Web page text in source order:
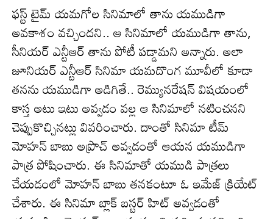
ఫస్ట్ టైమ్ యమగోల సినిమాలో తాను యముడిగా
అవకాశం వచ్చిందని.. ఆ సినిమాలో యముడిగా తాను,
సీనియర్ ఎన్టీఆర్ తాను పోటీ పడ్డామని అన్నారు. అలా
జూనియర్ ఎన్టీఆర్ సినిమా యమదొంగ మూవీలో కూడా
తనను యముడిగా అడిగితే.. రెమ్యునరేషన్ విషయంలో
కాస్త అటు ఇటు అవ్వడం వల్ల ఆ సినిమాలో నటించనని
చెప్పుకొచ్చినట్లు వివరించారు. దాంతో సినిమా టీమ్
మోహన్ బాబు అప్రొచ్ అవ్వడంతో ఆయన యముడిగా
పాత్ర పోషించారు. ఈ సినిమాతో యముడి పాత్రలు
చేయడంలో మోహన్ బాబు తనకంటూ ఓ ఇమేజ్ క్రియేట్
చేశారు. ఈ సినిమా బ్లాక్ బస్టర్ హిట్ అవ్వడంతో